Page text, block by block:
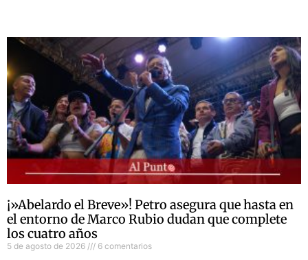
¡»Abelardo el Breve»! Petro asegura que hasta en
el entorno de Marco Rubio dudan que complete
los cuatro años
5 de agosto de 2026 6 comentarios